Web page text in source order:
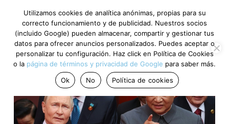
Utilizamos cookies de analítica anónimas, propias para su
correcto funcionamiento y de publicidad. Nuestros socios
(incluido Google) pueden almacenar, compartir y gestionar tus
datos para ofrecer anuncios personalizados. Puedes aceptar o
personalizar tu configuración. Haz click en Política de Cookies
o la página de términos y privacidad de Google para saber más.
Ok
No Política de cookies